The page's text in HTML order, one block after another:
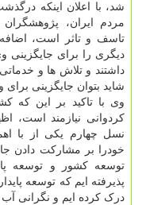
شد، با اعلان اینکه
مردم ایران،
تاسف و تاثر است،
دیگری را برای جایگزینی
داشتند و تلاش ها و
شاید بتوان جایگزینی
وی با تاکید بر این که
کردوانی نیازمند است،
نسل چهارم یکی از با
خودرا بر مشارکت دادن
توسعه کشور و توسعه
پذیرفته ایم که توسعه
درک کرده ایم و نگرانی آب